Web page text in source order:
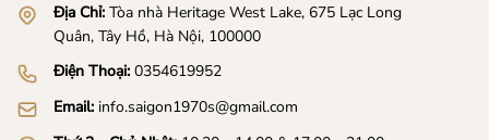
Địa Chỉ: Tòa nhà Heritage West Lake, 675 Lạc Long
Quân, Tây Hồ, Hà Nội, 100000
Điện Thoại: 0354619952
Email: info.saigon1970s@gmail.com